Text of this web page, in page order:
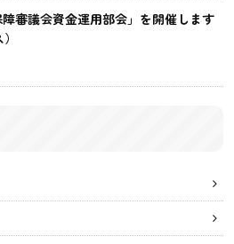
障審議会資金運用部会」を開催します